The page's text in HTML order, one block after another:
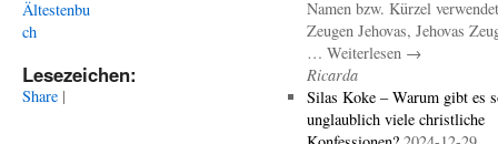
Ältestenbu
ch
Lesezeichen:
Share |
Namen bzw. Kürzel
Zeugen Jehovas, Jehovas
… Weiterlesen →
Ricarda
Silas Koke – Warum gibt es
unglaublich viele christliche